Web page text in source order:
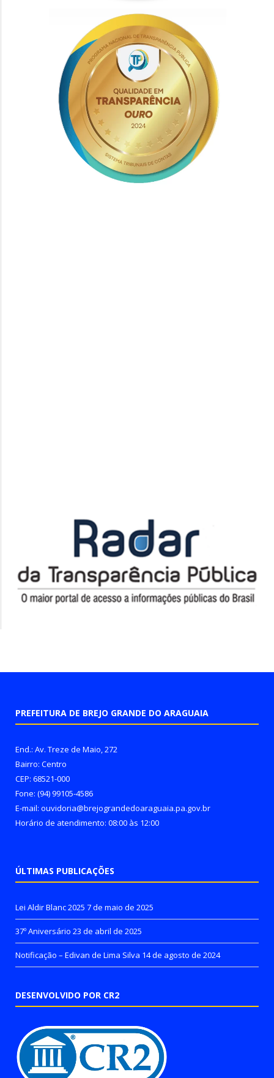
PREFEITURA DE BREJO GRANDE DO ARAGUAIA
End.: Av. Treze de Maio, 272
Bairro: Centro
CEP: 68521-000
Fone: (94) 99105-4586
E-mail: ouvidoria@brejograndedoaraguaia.pa.gov.br
Horário de atendimento: 08:00 às 12:00
ÚLTIMAS PUBLICAÇÕES
Lei Aldir Blanc 2025 7 de maio de 2025
37º Aniversário 23 de abril de 2025
Notificação – Edivan de Lima Silva 14 de agosto de 2024
DESENVOLVIDO POR CR2